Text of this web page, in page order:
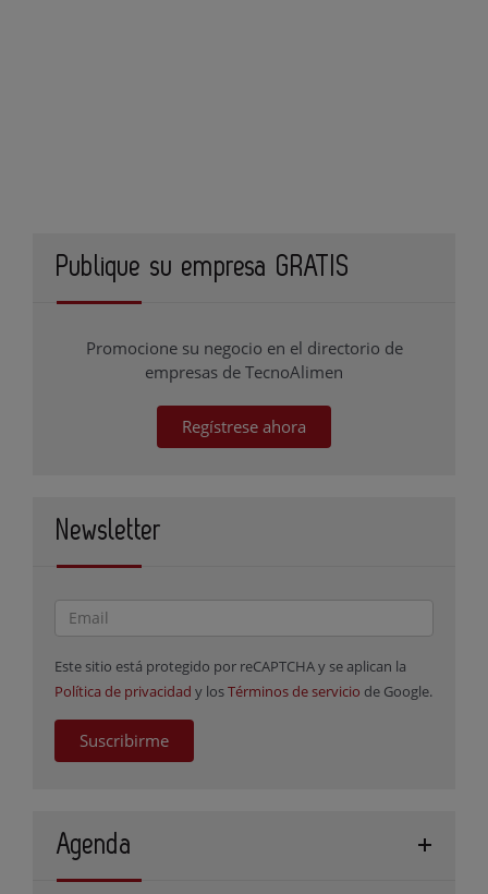
Publique su empresa GRATIS
Promocione su negocio en el directorio de
empresas de TecnoAlimen
Regístrese ahora
Newsletter
Este sitio está protegido por reCAPTCHA y se aplican la
Política de privacidad y losTérminos de servicio de Google.
Suscribirme
Agenda